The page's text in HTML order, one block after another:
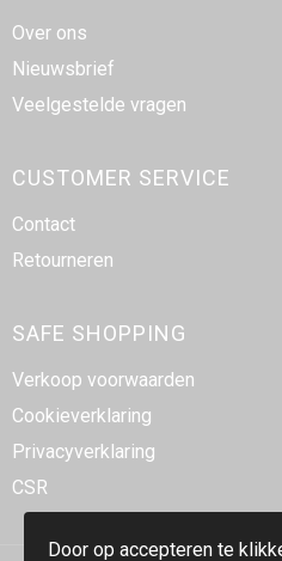
Over ons
Nieuwsbrief
Veelgestelde vragen
CUSTOMER SERVICE
Contact
Retourneren
SAFE SHOPPING
Verkoop voorwaarden
Cookieverklaring
Privacyverklaring
CSR
Door op accepteren te